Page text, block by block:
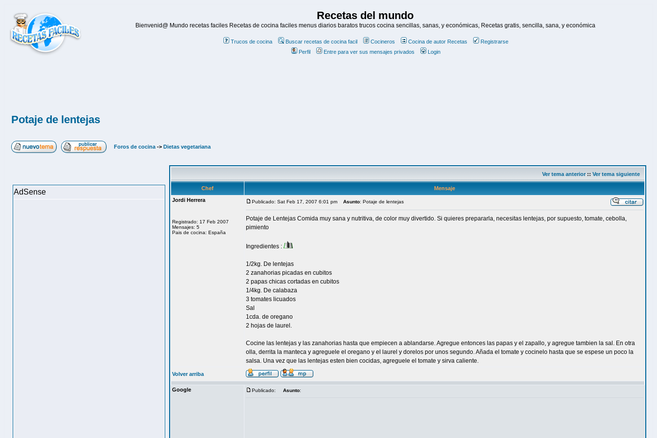
Recetas del mundo
Bienvenid@ Mundo recetas faciles Recetas de cocina faciles menus diarios baratos trucos cocina sencillas, sanas, y económicas, Recetas gratis, sencilla, sana, y económica
Trucos de cocina Buscar recetas de cocina facil Cocineros Cocina de autor Recetas
Registrarse
Perfil
Entre para ver sus mensajes privados Login
Potaje de lentejas
Foros de cocina -> Dietas vegetariana
AdSense
Ver tema anterior:: Ver tema siguiente
Chef
Mensaje
Jordi Herrera
Registrado: 17 Feb 2007
Mensajes: 5
Pais de cocina: España
Publicado: Sat Feb 17, 2007 6:01 pm Asunto: Potaje de lentejas
Potaje de Lentejas Comida muy sana y nutritiva, de color muy divertido. Si quieres prepararla, necesitas lentejas, por supuesto, tomate, cebolla,
pimiento
Ingredientes :
1/2kg. De lentejas
2 zanahorias picadas en cubitos
2 papas chicas cortadas en cubitos
1/4kg. De calabaza
3 tomates licuados
Sal
1cda. de oregano
2 hojas de laurel.
Cocine las lentejas y las zanahorias hasta que empiecen a ablandarse. Agregue entonces las papas y el zapallo, y agregue tambien la sal. En otra
olla, derrita la manteca y agreguele el oregano y el laurel y dorelos por unos segundo. Añada el tomate y cocinelo hasta que se espese un poco la
salsa. Una vez que las lentejas esten bien cocidas, agreguele el tomate y sirva caliente.
Volver arriba
Google Publicado: Asunto: